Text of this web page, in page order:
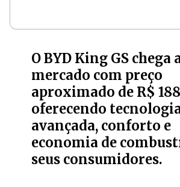
O BYD King GS chega
mercado com preço
aproximado de R$
oferecendo
avançada, conforto e
economia de
seus consumidores.